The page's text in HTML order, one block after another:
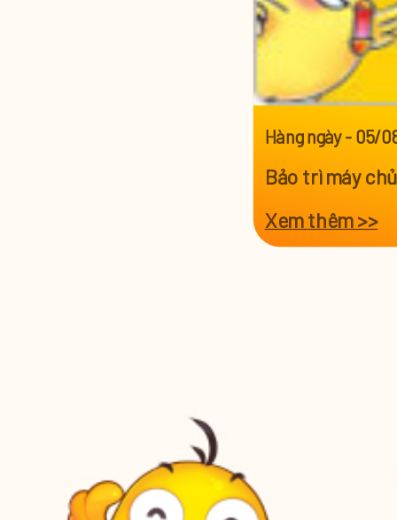
Hàng ngày- 05/
Bảo trì máy
Xem thêm >>